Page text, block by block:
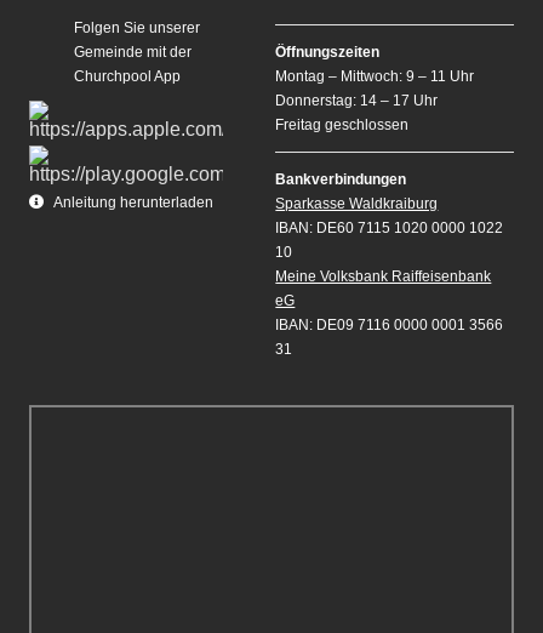
Folgen Sie unserer
Gemeinde mit der
Churchpool App
Anleitung herunterladen
Öffnungszeiten
Montag – Mittwoch: 9 – 11 Uhr
Donnerstag: 14 – 17 Uhr
Freitag geschlossen
Bankverbindungen
Sparkasse Waldkraiburg
IBAN: DE60 7115 1020 0000 1022
10
Meine Volksbank Raiffeisenbank
eG
IBAN: DE09 7116 0000 0001 3566
31